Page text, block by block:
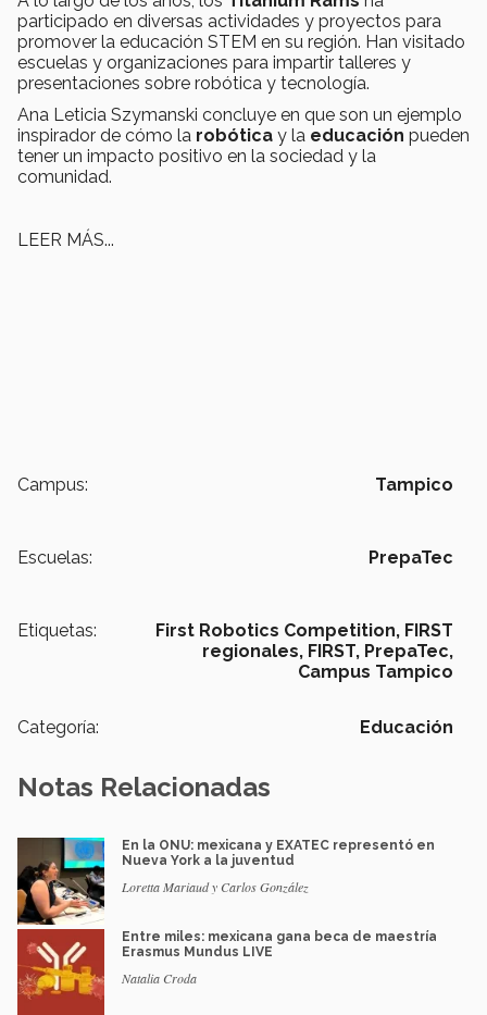
participado en diversas actividades y proyectos para
promover la educación STEM en su región. Han visitado
escuelas y organizaciones para impartir talleres y
presentaciones sobre robótica y tecnología.
Ana Leticia Szymanski concluye en que son un ejemplo
inspirador de cómo la robótica y la educación pueden
tener un impacto positivo en la sociedad y la
comunidad.
LEER MÁS...
Campus: Tampico
Escuelas: PrepaTec
Etiquetas: First Robotics Competition, FIRST
regionales, FIRST, PrepaTec,
Campus Tampico
Categoría: Educación
Notas Relacionadas
En la ONU: mexicana y EXATEC representó en
Nueva York a la juventud
Loretta Mariaud y Carlos González
Entre miles: mexicana gana beca de maestría
Erasmus Mundus LIVE
Natalia Croda